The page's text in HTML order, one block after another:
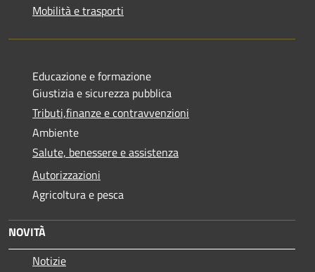
Mobilità e trasporti
Educazione e formazione
Giustizia e sicurezza pubblica
Tributi,finanze e contravvenzioni
Ambiente
Salute, benessere e assistenza
Autorizzazioni
Agricoltura e pesca
NOVITÀ
Notizie